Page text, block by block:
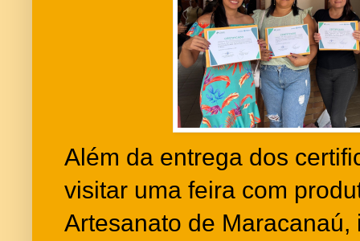
Além da entrega dos
visitar uma feira com
Artesanato de